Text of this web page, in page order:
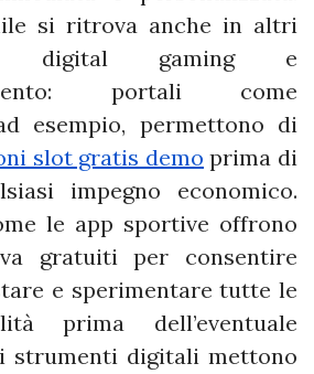
si ritrova anche in altri
digital gaming e
portali come
esempio, permettono di
slot gratis demo prima di
impegno economico.
le app sportive offrono
gratuiti per consentire
e sperimentare tutte le
prima dell’eventuale
strumenti digitali mettono